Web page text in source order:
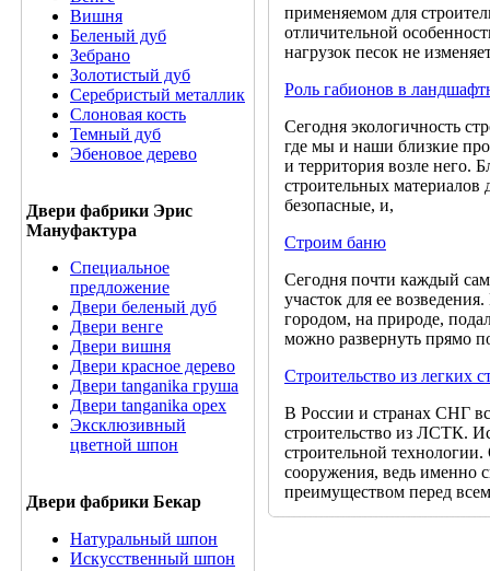
Вишня
Беленый дуб
Зебрано
Золотистый дуб
Серебристый металлик
Слоновая кость
Темный дуб
Эбеновое дерево
Двери фабрики Эрис
Мануфактура
Специальное
предложение
Двери беленый дуб
Двери венге
Двери вишня
Двери красное дерево
Двери tanganika груша
Двери tanganika oрех
Эксклюзивный
цветной шпон
Двери фабрики Бекар
Натуральный шпон
Искусственный шпон
применяемом для
отличительной
нагрузок песок не
Роль габионов в
Сегодня экологичность
где мы и наши близкие
и территория возле него.
строительных
безопасные, и,
Строим баню
Сегодня почти каждый
участок для ее
городом, на природе,
можно развернуть прямо
Строительство из легких
В России и странах СНГ
строительство из ЛСТК.
строительной
сооружения, ведь именно
преимуществом перед